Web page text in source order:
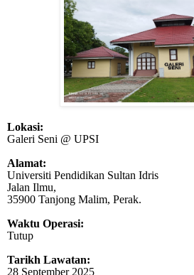
Lokasi:
Galeri Seni @ UPSI
Alamat:
Universiti Pendidikan Sultan Idris
Jalan Ilmu,
35900 Tanjong Malim, Perak.
Waktu Operasi:
Tutup
Tarikh Lawatan:
28 September 2025